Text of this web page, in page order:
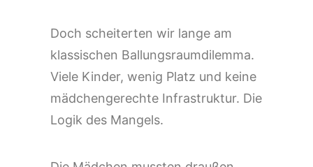
Doch scheiterten wir lange am
klassischen Ballungsraumdilemma.
Viele Kinder, wenig Platz und keine
mädchengerechte Infrastruktur. Die
Logik des Mangels.